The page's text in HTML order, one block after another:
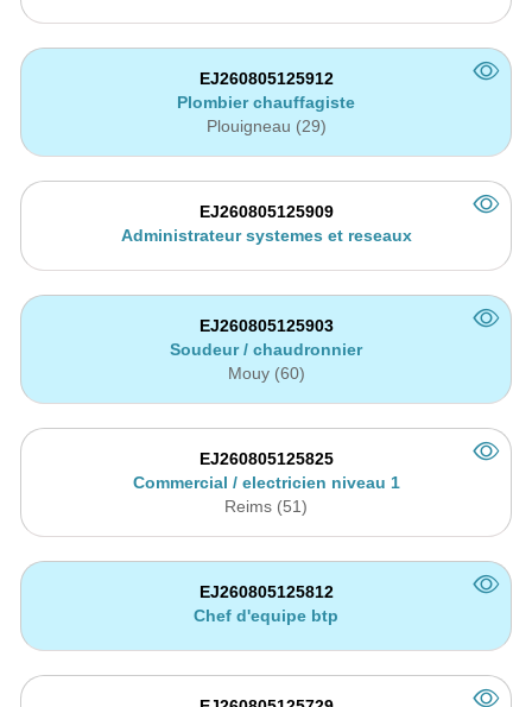
EJ260805125912
Plombier chauffagiste
Plouigneau (29)
EJ260805125909
Administrateur systemes et reseaux
EJ260805125903
Soudeur / chaudronnier
Mouy (60)
EJ260805125825
Commercial / electricien niveau 1
Reims (51)
EJ260805125812
Chef d'equipe btp